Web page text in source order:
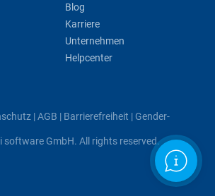
Blog
Karriere
Unternehmen
Helpcenter
|AGB | Barrierefreiheit | Gender-
GmbH. All rights reserved.